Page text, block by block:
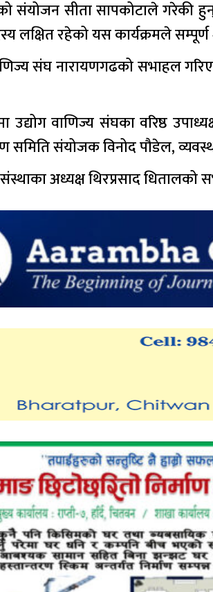
संयोजन सीता सापकोटाले गरेकी
लक्षित रहेको यस कार्यक्रमले
संघ नारायणगढको सभाहल
उद्योग वाणिज्य संघका वरिष्ठ
समिति संयोजक विनोद पौडेल,
अध्यक्ष थिरप्रसाद धितालको